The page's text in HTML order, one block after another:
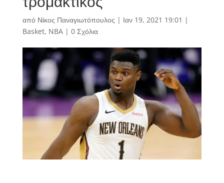
από Νίκος Παναγιωτόπουλος | Ιαν 19, 2021 19:01 |
Basket, NBA| 0 Σχόλια